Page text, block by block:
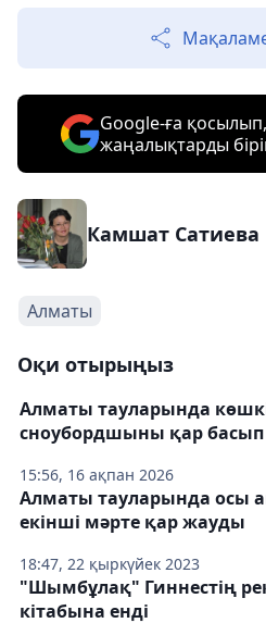
Google-ға қосылып,
жаңалықтарды
Камшат Сатиева
Алматы
Оқи отырыңыз
15:56, 16 ақпан 2026
Алматы тауларында
сноубордшыны қар
18:47, 22 қыркүйек 2023
Алматы тауларында осы
екінші мәрте қар жауды
"Шымбұлақ" Гиннестің
кітабына енді